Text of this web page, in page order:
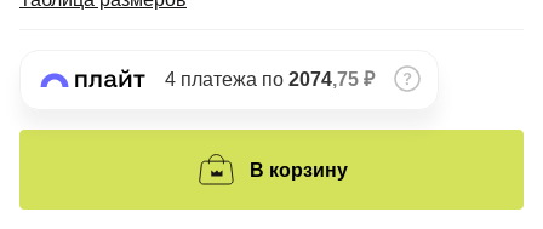
4 платежа по 2074,75 ₽
В корзину
Остались вопросы?
8 800 302-02-51